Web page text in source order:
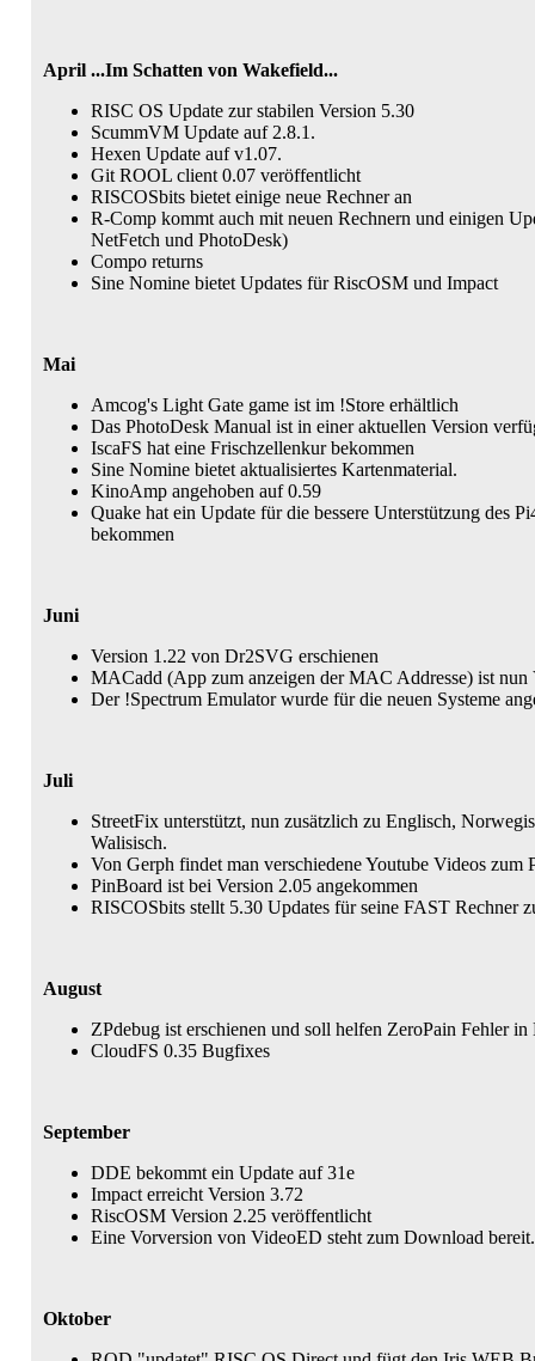
April ...Im Schatten von Wakefield...
RISC OS Update zur stabilen Version 5.30
ScummVM Update auf 2.8.1.
Hexen Update auf v1.07.
Git ROOL client 0.07 veröffentlicht
RISCOSbits bietet einige neue Rechner an
R-Comp kommt auch mit neuen Rechnern und einigen
NetFetch und PhotoDesk)
Compo returns
Sine Nomine bietet Updates für RiscOSM und Impact
Mai
Amcog's Light Gate game ist im !Store erhältlich
Das PhotoDesk Manual ist in einer aktuellen Version
IscaFS hat eine Frischzellenkur bekommen
Sine Nomine bietet aktualisiertes Kartenmaterial.
KinoAmp angehoben auf 0.59
Quake hat ein Update für die bessere Unterstützung des
bekommen
Juni
Version 1.22 von Dr2SVG erschienen
MACadd (App zum anzeigen der MAC Addresse) ist nun
Der !Spectrum Emulator wurde für die neuen Systeme
Juli
StreetFix unterstützt, nun zusätzlich zu Englisch,
Walisisch.
Von Gerph findet man verschiedene Youtube Videos zum
PinBoard ist bei Version 2.05 angekommen
RISCOSbits stellt 5.30 Updates für seine FAST Rechner
August
ZPdebug ist erschienen und soll helfen ZeroPain Fehler
CloudFS 0.35 Bugfixes
September
DDE bekommt ein Update auf 31e
Impact erreicht Version 3.72
RiscOSM Version 2.25 veröffentlicht
Eine Vorversion von VideoED steht zum Download
Oktober